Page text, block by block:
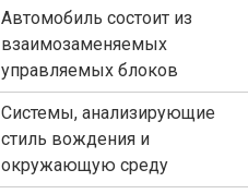
Автомобиль состоит из
взаимозаменяемых
управляемых блоков
Системы, анализирующие
стиль вождения и
окружающую среду